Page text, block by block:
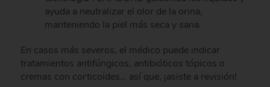
ayuda a neutralizar el olor de la orina,
manteniendo la piel más seca y sana.
En casos más severos, el médico puede indicar
tratamientos antifúngicos, antibióticos tópicos o
cremas con corticoides… así que, ¡asiste a revisión!